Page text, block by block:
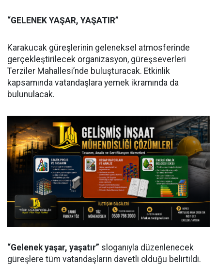
“GELENEK YAŞAR, YAŞATIR”
Karakucak güreşlerinin geleneksel atmosferinde
gerçekleştirilecek organizasyon, güreşseverleri
Terziler Mahallesi’nde buluşturacak. Etkinlik
kapsamında vatandaşlara yemek ikramında da
bulunulacak.
“Gelenek yaşar, yaşatır” sloganıyla düzenlenecek
güreşlere tüm vatandaşların davetli olduğu belirtildi.